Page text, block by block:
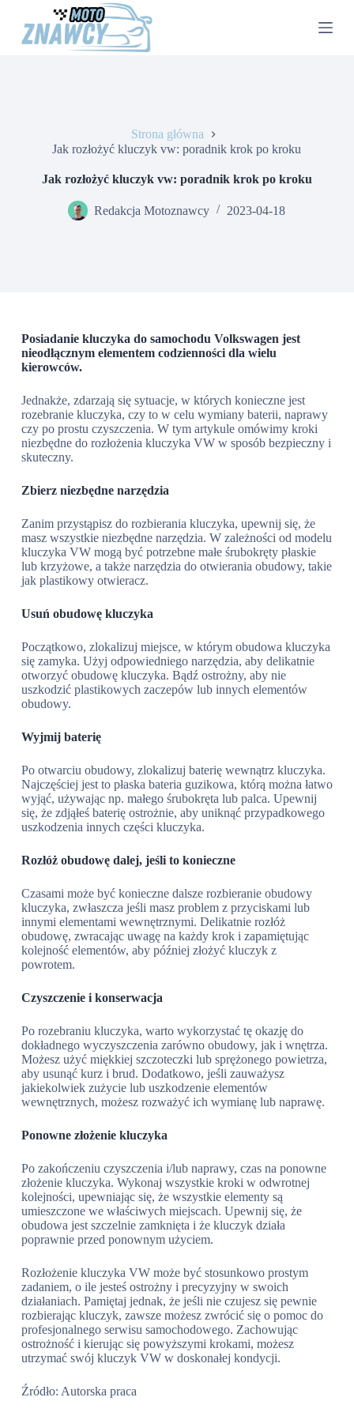
Strona główna
Jak rozłożyć kluczyk vw: poradnik krok po kroku
Jak rozłożyć kluczyk vw: poradnik krok po kroku
Redakcja Motoznawcy 2023-04-18
Posiadanie kluczyka do samochodu Volkswagen jest
nieodłącznym elementem codzienności dla wielu
kierowców.
Jednakże, zdarzają się sytuacje, w których konieczne jest
rozebranie kluczyka, czy to w celu wymiany baterii, naprawy
czy po prostu czyszczenia. W tym artykule omówimy kroki
niezbędne do rozłożenia kluczyka VW w sposób bezpieczny i
skuteczny.
Zbierz niezbędne narzędzia
Zanim przystąpisz do rozbierania kluczyka, upewnij się, że
masz wszystkie niezbędne narzędzia. W zależności od modelu
kluczyka VW mogą być potrzebne małe śrubokręty płaskie
lub krzyżowe, a także narzędzia do otwierania obudowy, takie
jak plastikowy otwieracz.
Usuń obudowę kluczyka
Początkowo, zlokalizuj miejsce, w którym obudowa kluczyka
się zamyka. Użyj odpowiedniego narzędzia, aby delikatnie
otworzyć obudowę kluczyka. Bądź ostrożny, aby nie
uszkodzić plastikowych zaczepów lub innych elementów
obudowy.
Wyjmij baterię
Po otwarciu obudowy, zlokalizuj baterię wewnątrz kluczyka.
Najczęściej jest to płaska bateria guzikowa, którą można łatwo
wyjąć, używając np. małego śrubokręta lub palca. Upewnij
się, że zdjąłeś baterię ostrożnie, aby uniknąć przypadkowego
uszkodzenia innych części kluczyka.
Rozłóż obudowę dalej, jeśli to konieczne
Czasami może być konieczne dalsze rozbieranie obudowy
kluczyka, zwłaszcza jeśli masz problem z przyciskami lub
innymi elementami wewnętrznymi. Delikatnie rozłóż
obudowę, zwracając uwagę na każdy krok i zapamiętując
kolejność elementów, aby później złożyć kluczyk z
powrotem.
Czyszczenie i konserwacja
Po rozebraniu kluczyka, warto wykorzystać tę okazję do
dokładnego wyczyszczenia zarówno obudowy, jak i wnętrza.
Możesz użyć miękkiej szczoteczki lub sprężonego powietrza,
aby usunąć kurz i brud. Dodatkowo, jeśli zauważysz
jakiekolwiek zużycie lub uszkodzenie elementów
wewnętrznych, możesz rozważyć ich wymianę lub naprawę.
Ponowne złożenie kluczyka
Po zakończeniu czyszczenia i/lub naprawy, czas na ponowne
złożenie kluczyka. Wykonaj wszystkie kroki w odwrotnej
kolejności, upewniając się, że wszystkie elementy są
umieszczone we właściwych miejscach. Upewnij się, że
obudowa jest szczelnie zamknięta i że kluczyk działa
poprawnie przed ponownym użyciem.
Rozłożenie kluczyka VW może być stosunkowo prostym
zadaniem, o ile jesteś ostrożny i precyzyjny w swoich
działaniach. Pamiętaj jednak, że jeśli nie czujesz się pewnie
rozbierając kluczyk, zawsze możesz zwrócić się o pomoc do
profesjonalnego serwisu samochodowego. Zachowując
ostrożność i kierując się powyższymi krokami, możesz
utrzymać swój kluczyk VW w doskonałej kondycji.
Źródło: Autorska praca